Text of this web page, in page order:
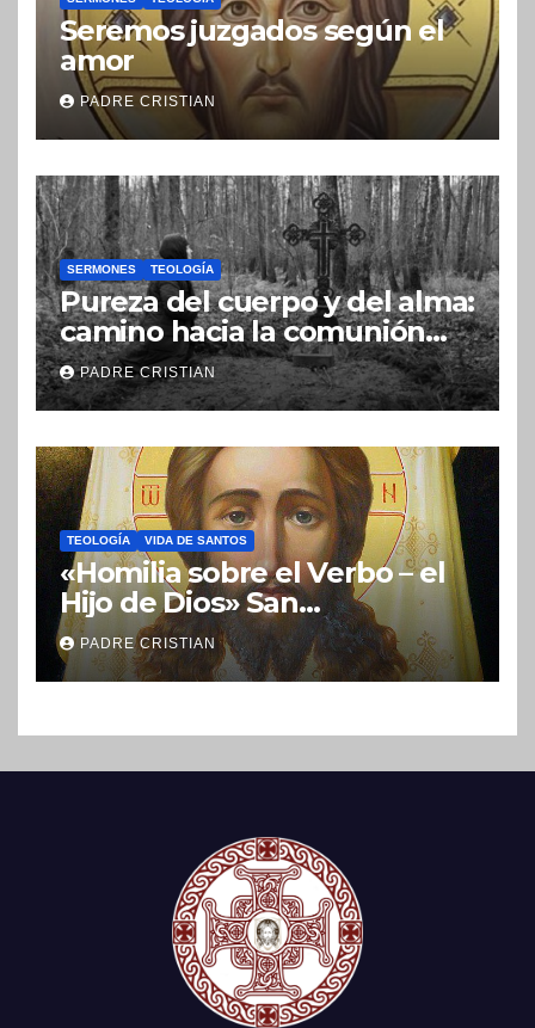
Seremos juzgados según el
amor
PADRE CRISTIAN
SERMONES TEOLOGÍA
Pureza del cuerpo y del alma:
camino hacia la comunión
con Dios
PADRE CRISTIAN
TEOLOGÍA VIDA DE SANTOS
«Homilia sobre el Verbo – el
Hijo de Dios» San
Nicolás (Velimírovich)
PADRE CRISTIAN